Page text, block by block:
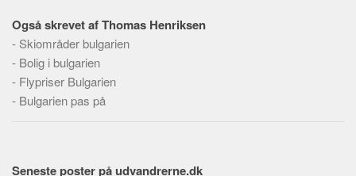
Praktisk
Alle
Meta
Skribenter
Også skrevet af Thomas Henriksen
- Skiområder bulgarien
- Bolig i bulgarien
- Flypriser Bulgarien
- Bulgarien pas på
Seneste poster på udvandrerne.dk